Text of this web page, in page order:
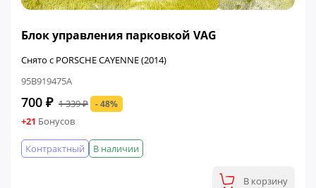
Блок управления парковкой VAG
Снято с PORSCHE CAYENNE (2014)
95B919475A
700 ₽ 1 339 ₽ - 48%
+21 Бонусов
В наличии
Контрактный
В корзину